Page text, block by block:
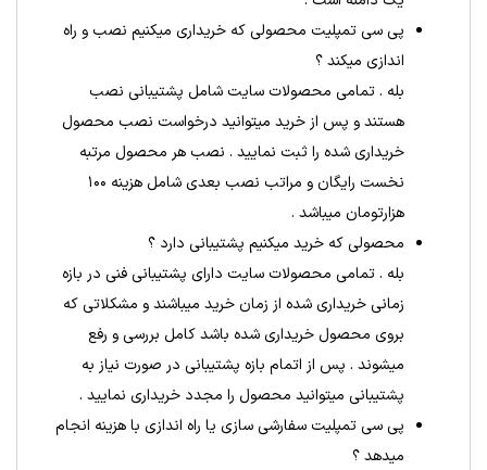
پی سی تمپلیت محصولی که خریداری میکنیم نصب و راه
اندازی میکند ؟
بله . تمامی محصولات سایت شامل پشتیبانی نصب
هستند و پس از خرید میتوانید درخواست نصب محصول
خریداری شده را ثبت نمایید . نصب هر محصول مرتبه
نخست رایگان و مراتب نصب بعدی شامل هزینه ۱۰۰
هزارتومان میباشد .
محصولی که خرید میکنیم پشتیبانی دارد ؟
بله . تمامی محصولات سایت دارای پشتیبانی فنی در بازه
زمانی خریداری شده از زمان خرید میباشند و مشکلاتی که
بروی محصول خریداری شده باشد کامل بررسی و رفع
میشوند . پس از اتمام بازه پشتیبانی در صورت نیاز به
پشتیبانی میتوانید محصول را مجدد خریداری نمایید .
پی سی تمپلیت سفارشی سازی یا راه اندازی با هزینه انجام
میدهد ؟